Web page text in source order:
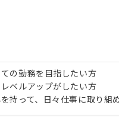
ての勤務を目指したい方
レベルアップがしたい方
持って、日々仕事に取り組